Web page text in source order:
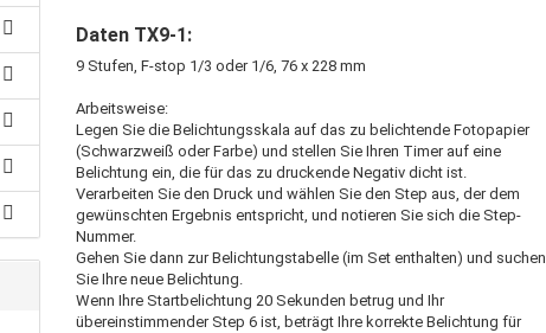
Daten TX9-1:
9 Stufen, F-stop 1/3 oder 1/6, 76 x 228 mm
Arbeitsweise:
Legen Sie die Belichtungsskala auf das zu belichtende Fotopapier
(Schwarzweiß oder Farbe) und stellen Sie Ihren Timer auf eine
Belichtung ein, die für das zu druckende Negativ dicht ist.
Verarbeiten Sie den Druck und wählen Sie den Step aus, der dem
gewünschten Ergebnis entspricht, und notieren Sie sich die Step-
Nummer.
Gehen Sie dann zur Belichtungstabelle (im Set enthalten) und suchen
Sie Ihre neue Belichtung.
Wenn Ihre Startbelichtung 20 Sekunden betrug und Ihr
übereinstimmender Step 6 ist, beträgt Ihre korrekte Belichtung für